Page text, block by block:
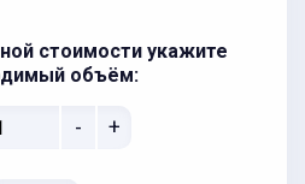
стоимости укажите
объём:
- +